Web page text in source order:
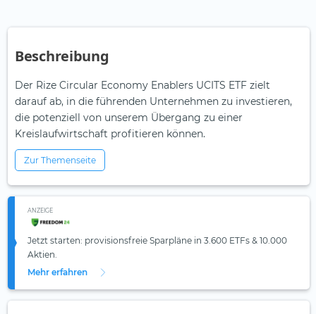
Beschreibung
Der Rize Circular Economy Enablers UCITS ETF zielt
darauf ab, in die führenden Unternehmen zu investieren,
die potenziell von unserem Übergang zu einer
Kreislaufwirtschaft profitieren können.
Zur Themenseite
ANZEIGE
Jetzt starten: provisionsfreie Sparpläne in 3.600 ETFs & 10.000
Aktien.
Mehr erfahren